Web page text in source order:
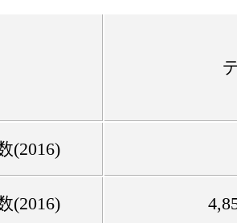
(2016)
(2016)